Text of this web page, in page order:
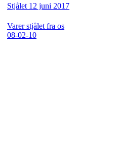
Stjålet 12 juni 2017
Varer stjålet fra os
08-02-10